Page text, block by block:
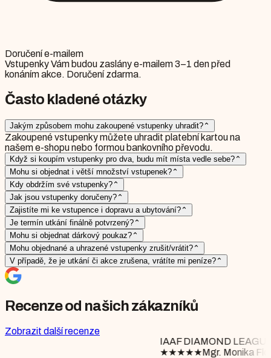
Doručení e-mailem
Vstupenky Vám budou zaslány e-mailem 3–1 den před
konáním akce. Doručení zdarma.
Často kladené otázky
Jakým způsobem mohu zakoupené vstupenky uhradit? ⌃
Zakoupené vstupenky můžete uhradit platební kartou na
našem e-shopu nebo formou bankovního převodu.
Když si koupím vstupenky pro dva, budu mít místa vedle sebe? ⌃
Mohu si objednat i větší množství vstupenek? ⌃
Kdy obdržím své vstupenky? ⌃
Jak jsou vstupenky doručeny? ⌃
Zajistíte mi ke vstupence i dopravu a ubytování? ⌃
Je termín utkání finálně potvrzený? ⌃
Mohu si objednat dárkový poukaz? ⌃
Mohu objednané a uhrazené vstupenky zrušit/vrátit? ⌃
V případě, že je utkání či akce zrušena, vrátíte mi peníze? ⌃
Recenze od našich zákazníků
Zobrazit další recenze
IAAF DIAMOND LEAGUE BRUSSELS
Mgr. Monika Floriánová